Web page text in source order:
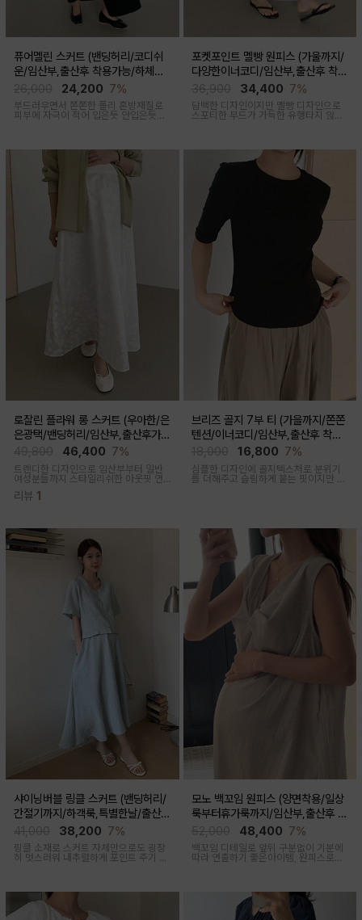
퓨어멜린 스커트 (밴딩허리/코디쉬
운/임산부,출산후 착용가능/하체커
24,200 7%
부드러우면서 쫀쫀한 폴리 혼방재질로
피부에 자극이 적어 입은듯 안입은듯한
포켓포인트 멜빵 원피스 (가울까지/
다양한이너코디/임산부,출산후 착용
34,400 7%
담백한 디자인이지만 멜빵 디자인으로
스포티한 무드가 가득한 유행타지 않는
로잘린 플라워 롱 스커트 (우아한/은
은광택/밴딩허리/임산부,출산후가
46,400 7%
트렌디한 디자인으로 임산부부터 일반
여성분들까지 스타일리쉬한 아웃핏 연
패턴과 우아한 광택감이 세련된 롱스커
리뷰 1
브리즈 골지 7부 티 (가을까지/쫀쫀
텐션/이너코디/임산부,출산후 착용
16,800 7%
심플한 디자인에 골지텍스처로 분위기
를 더해주고 슬림하게 붙는 핏이지만 부
샤이닝버블 링클 스커트 (밴딩허리/
간절기까지/하객룩,특별한날/출산후
38,200 7%
링클 소재로 스커트 자체만으로도 굉장
히 멋스러워 내추럴하게 포인트 주기 좋
모노 백꼬임 원피스 (양면착용/일상
룩부터휴가룩까지/임산부,출산후 가
48,400 7%
백꼬임 디테일로 앞뒤 구분없이 기분에
따라 연출하기 좋은아이템, 원피스로도,